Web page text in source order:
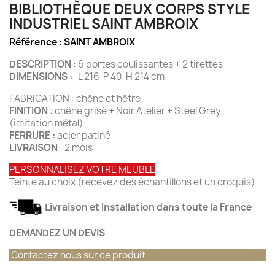
BIBLIOTHÈQUE DEUX CORPS STYLE
INDUSTRIEL SAINT AMBROIX
Référence :SAINT AMBROIX
DESCRIPTION : 6 portes coulissantes + 2 tirettes
DIMENSIONS : L 216 P 40 H 214 cm
FABRICATION : chêne et hêtre
FINITION : chêne grisé + Noir Atelier + Steel Grey
(imitation métal)
FERRURE :acier patiné
LIVRAISON : 2 mois
PERSONNALISEZ VOTRE MEUBLE
Teinte au choix (recevez des échantillons et un croquis)
Livraison et Installation dans toute la France
DEMANDEZ UN DEVIS
Contactez nous sur ce produit